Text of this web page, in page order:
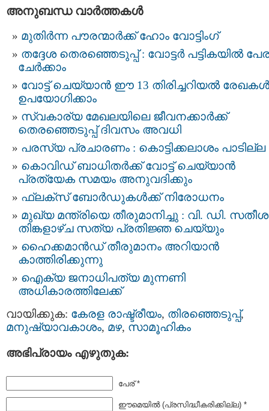
അനുബന്ധ വാര്‍ത്തകള്‍
മുതിര്‍ന്ന പൗരന്മാര്‍ക്ക് ഹോം വോട്ടിംഗ്
തദ്ദേശ തെരഞ്ഞെടുപ്പ് : വോട്ടർ പട്ടികയിൽ
ചേർക്കാം
വോട്ട് ചെയ്യാൻ ഈ 13 തിരിച്ചറിയൽ രേഖകൾ
ഉപയോഗിക്കാം
സ്വകാര്യ മേഖലയിലെ ജീവനക്കാര്‍ക്ക്
തെരഞ്ഞെടുപ്പ് ദിവസം അവധി
പരസ്യ പ്രചാരണം : കൊട്ടിക്കലാശം പാടില്ല
കൊവിഡ് ബാധിതര്‍ക്ക് വോട്ട് ചെയ്യാൻ
പ്രത്യേക സമയം അനുവദിക്കും
ഫ്ലക്സ് ബോർഡുകൾക്ക് നിരോധനം
മുഖ്യ മന്ത്രിയെ തീരുമാനിച്ചു : വി. ഡി.
തിങ്കളാഴ്ച സത്യ പ്രതിജ്ഞ ചെയ്യും
ഹൈക്കമാൻഡ് തീരുമാനം അറിയാൻ
കാത്തിരിക്കുന്നു
ഐക്യ ജനാധിപത്യ മുന്നണി
അധികാരത്തിലേക്ക്
വായിക്കുക: കേരള രാഷ്ട്രീയം, തിരഞ്ഞെടുപ്പ്,
മനുഷ്യാവകാശം, മഴ, സാമൂഹികം
അഭിപ്രായം എഴുതുക:
പേര് *
ഈമെയില്‍ (പ്രസിദ്ധീകരിക്കില്ല) *